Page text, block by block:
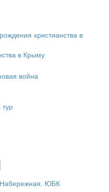
в Крыму